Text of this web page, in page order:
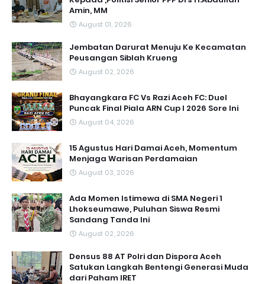
Amin, MM
August 01, 2026
Jembatan Darurat Menuju Ke Kecamatan
Peusangan Siblah Krueng
August 02, 2026
Bhayangkara FC Vs Razi Aceh FC: Duel
Puncak Final Piala ARN Cup I 2026 Sore Ini
August 04, 2026
15 Agustus Hari Damai Aceh, Momentum
Menjaga Warisan Perdamaian
August 03, 2026
Ada Momen Istimewa di SMA Negeri 1
Lhokseumawe, Puluhan Siswa Resmi
Sandang Tanda Ini
August 02, 2026
Densus 88 AT Polri dan Dispora Aceh
Satukan Langkah Bentengi Generasi Muda
dari Paham IRET